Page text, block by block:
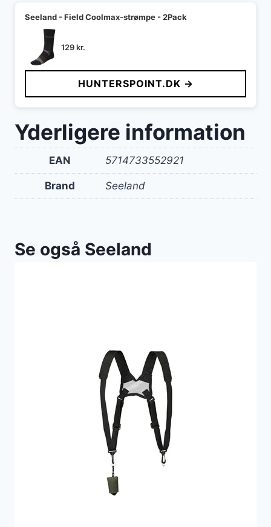
Seeland - Field Coolmax-strømpe - 2Pack
129kr.
HUNTERSPOINT.DK →
Yderligere information
EAN 5714733552921
Brand Seeland
Se også Seeland